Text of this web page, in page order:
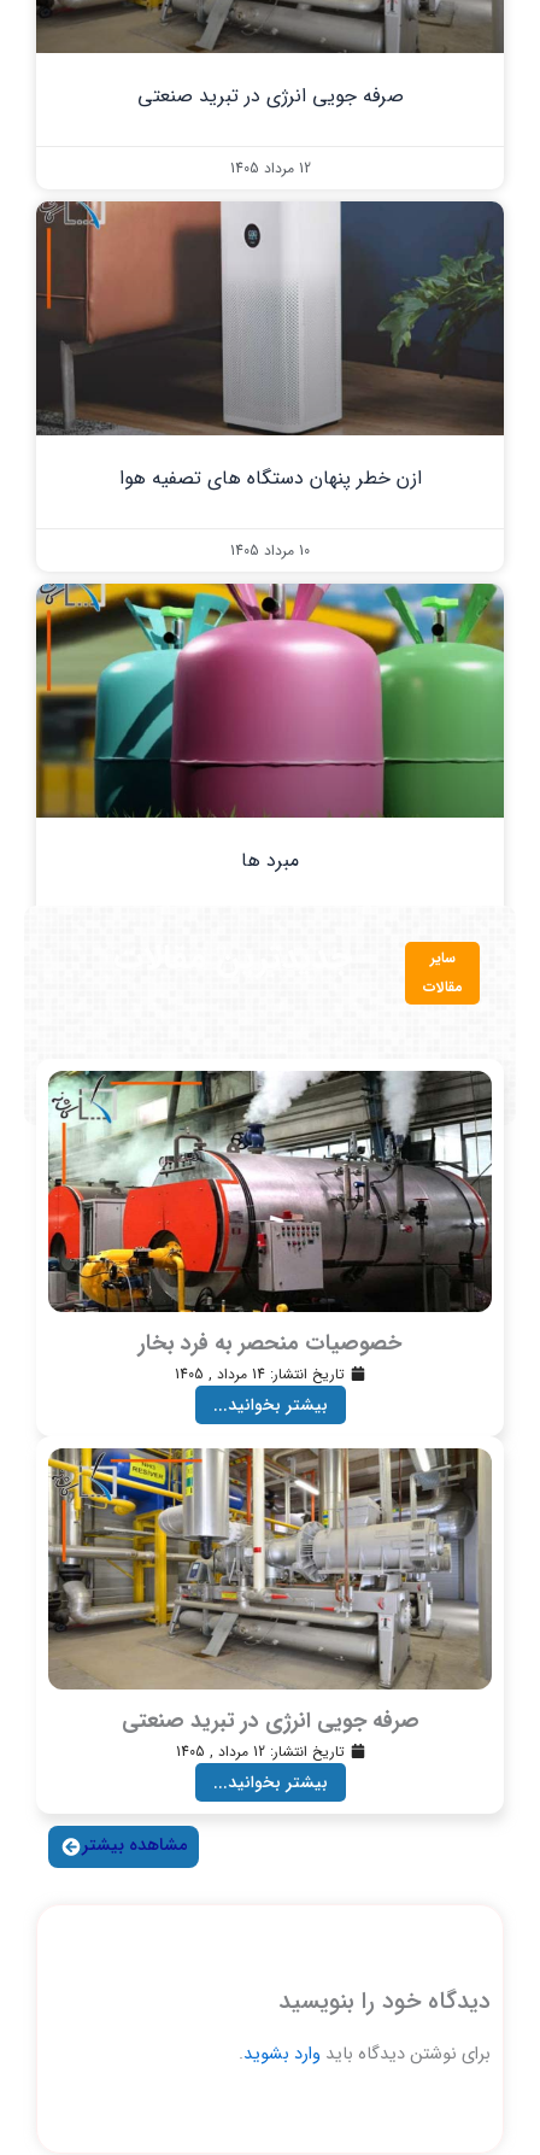
صرفه جویی انرژی در تبرید صنعتی
12 مرداد 1405
ازن خطر پنهان دستگاه های تصفیه هوا
10 مرداد 1405
مبرد ها
سایر
مقالات
خصوصیات منحصر به فرد بخار
تاریخ انتشار: 14 مرداد , 1405
بیشتر بخوانید...
صرفه جویی انرژی در تبرید صنعتی
تاریخ انتشار:12 مرداد , 1405
بیشتر بخوانید...
مشاهده بیشتر
دیدگاه‌ خود را بنویسید
برای نوشتن دیدگاه باید وارد بشوید.